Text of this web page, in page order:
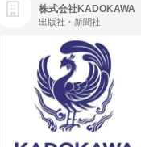
株式会社KADOKAWA
出版社・新聞社